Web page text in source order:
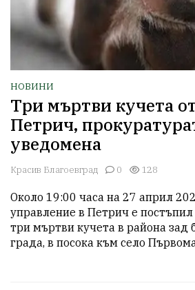
НОВИНИ
Три мъртви кучета
Петрич,
уведомена
Красив Благоевград 0 128
Около 19:00 часа на 27 април
управление в Петрич е постъпил
три мъртви кучета в района зад
града, в посока към село